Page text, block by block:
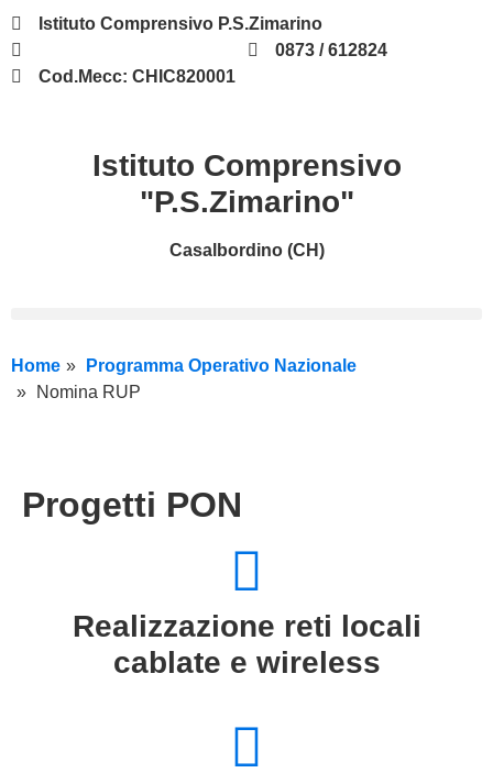
Istituto Comprensivo P.S.Zimarino
0873 / 612824
Cod.Mecc: CHIC820001
Istituto Comprensivo
"P.S.Zimarino"
Casalbordino (CH)
Home
Programma Operativo Nazionale
Nomina RUP
Progetti PON
Realizzazione reti locali
cablate e wireless